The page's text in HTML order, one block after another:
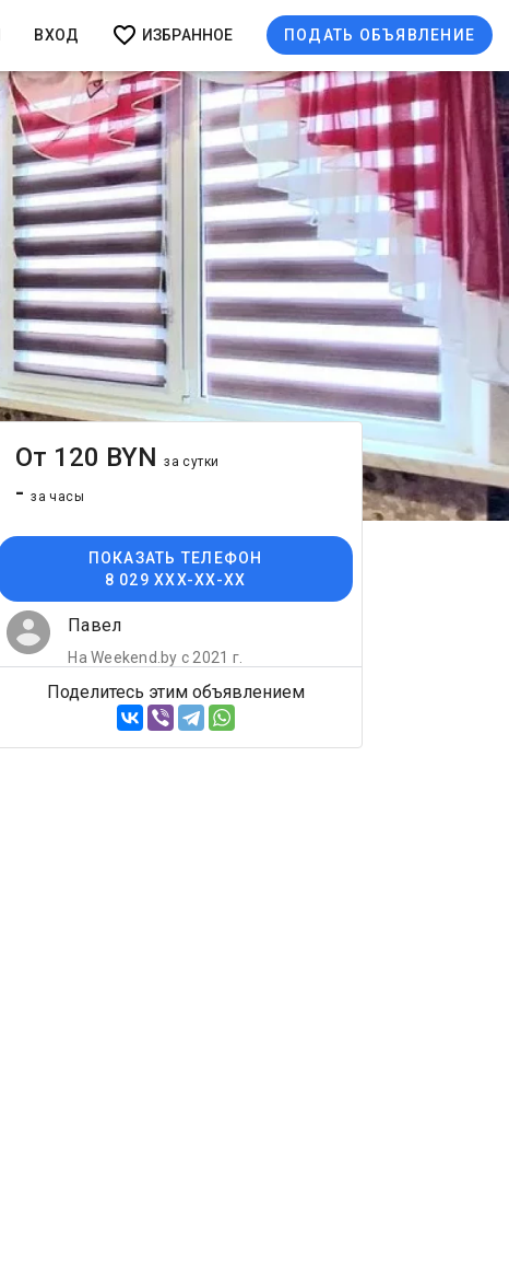
ВХОД ИЗБРАННОЕ ПОДАТЬ ОБЪЯВЛЕНИЕ
От 120 BYNза сутки
-за часы
ПОКАЗАТЬ ТЕЛЕФОН
8 029 XXX-XX-XX
Павел
На Weekend.by с 2021 г.
Поделитесь этим объявлением